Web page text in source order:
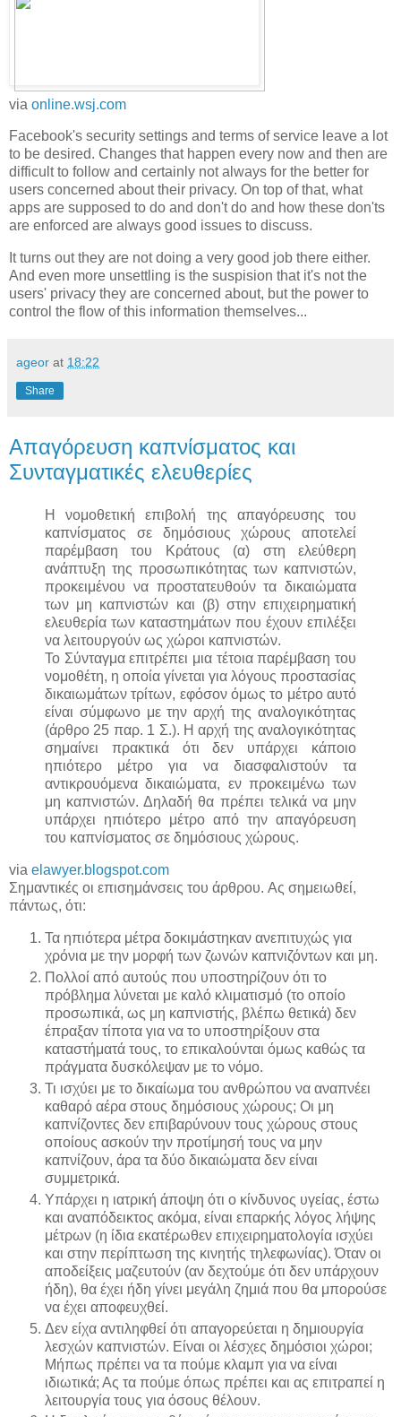
via online.wsj.com
Facebook's security settings and terms of service leave a lot
to be desired. Changes that happen every now and then are
difficult to follow and certainly not always for the better for
users concerned about their privacy. On top of that, what
apps are supposed to do and don't do and how these don'ts
are enforced are always good issues to discuss.
It turns out they are not doing a very good job there either.
And even more unsettling is the suspision that it's not the
users' privacy they are concerned about, but the power to
control the flow of this information themselves...
ageor at 18:22
Share
Απαγόρευση καπνίσματος και
Συνταγματικές ελευθερίες
Η νομοθετική επιβολή της απαγόρευσης του
καπνίσματος σε δημόσιους χώρους αποτελεί
παρέμβαση του Κράτους (α) στη ελεύθερη
ανάπτυξη της προσωπικότητας των καπνιστών,
προκειμένου να προστατευθούν τα δικαιώματα
των μη καπνιστών και (β) στην επιχειρηματική
ελευθερία των καταστημάτων που έχουν επιλέξει
να λειτουργούν ως χώροι καπνιστών.
Το Σύνταγμα επιτρέπει μια τέτοια παρέμβαση του
νομοθέτη, η οποία γίνεται για λόγους προστασίας
δικαιωμάτων τρίτων, εφόσον όμως το μέτρο αυτό
είναι σύμφωνο με την αρχή της αναλογικότητας
(άρθρο 25 παρ. 1 Σ.). Η αρχή της αναλογικότητας
σημαίνει πρακτικά ότι δεν υπάρχει κάποιο
ηπιότερο μέτρο για να διασφαλιστούν τα
αντικρουόμενα δικαιώματα, εν προκειμένω των
μη καπνιστών. Δηλαδή θα πρέπει τελικά να μην
υπάρχει ηπιότερο μέτρο από την απαγόρευση
του καπνίσματος σε δημόσιους χώρους.
via elawyer.blogspot.com
Σημαντικές οι επισημάνσεις του άρθρου. Aς σημειωθεί,
πάντως, ότι:
Τα ηπιότερα μέτρα δοκιμάστηκαν ανεπιτυχώς για
χρόνια με την μορφή των ζωνών καπνιζόντων και μη.
Πολλοί από αυτούς που υποστηρίζουν ότι το
πρόβλημα λύνεται με καλό κλιματισμό (το οποίο
προσωπικά, ως μη καπνιστής, βλέπω θετικά) δεν
έπραξαν τίποτα για να το υποστηρίξουν στα
καταστήματά τους, το επικαλούνται όμως καθώς τα
πράγματα δυσκόλεψαν με το νόμο.
Τι ισχύει με το δικαίωμα του ανθρώπου να αναπνέει
καθαρό αέρα στους δημόσιους χώρους; Οι μη
καπνίζοντες δεν επιβαρύνουν τους χώρους στους
οποίους ασκούν την προτίμησή τους να μην
καπνίζουν, άρα τα δύο δικαιώματα δεν είναι
συμμετρικά.
Υπάρχει η ιατρική άποψη ότι ο κίνδυνος υγείας, έστω
και αναπόδεικτος ακόμα, είναι επαρκής λόγος λήψης
μέτρων (η ίδια εκατέρωθεν επιχειρηματολογία ισχύει
και στην περίπτωση της κινητής τηλεφωνίας). Όταν οι
αποδείξεις μαζευτούν (αν δεχτούμε ότι δεν υπάρχουν
ήδη), θα έχει ήδη γίνει μεγάλη ζημιά που θα μπορούσε
να έχει αποφευχθεί.
Δεν είχα αντιληφθεί ότι απαγορεύεται η δημιουργία
λεσχών καπνιστών. Είναι οι λέσχες δημόσιοι χώροι;
Μήπως πρέπει να τα πούμε κλαμπ για να είναι
ιδιωτικά; Ας τα πούμε όπως πρέπει και ας επιτραπεί η
λειτουργία τους για όσους θέλουν.